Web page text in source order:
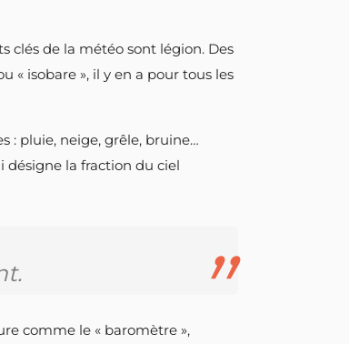
clés de la météo sont légion. Des
« isobare », il y en a pour tous les
: pluie, neige, grêle, bruine…
désigne la fraction du ciel
comme le « baromètre »,